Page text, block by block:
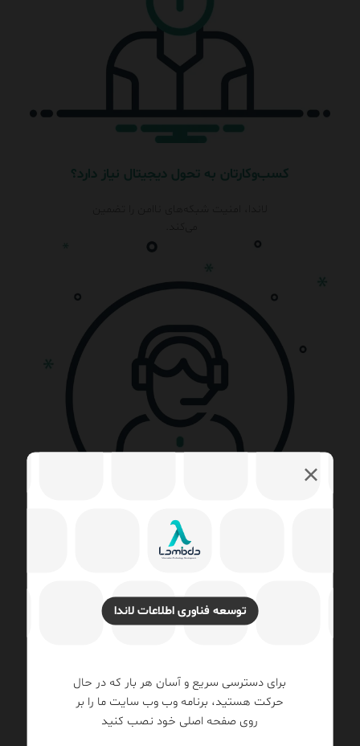
توسعه فناوری اطلاعات لاندا
برای دسترسی سریع و آسان هر بار که در حال
حرکت هستید، برنامه وب وب سایت ما را بر
روی صفحه اصلی خود نصب کنید
کسب‌وکارتان به تحول دیجیتال نیاز دارد؟
همین حالاتماس 📞بگیرید
و از مشاورهرایگانما بهره‌مند شوید.